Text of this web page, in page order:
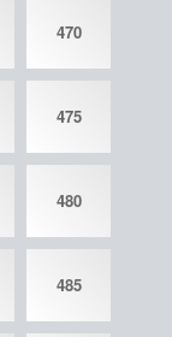
470
475
480
485